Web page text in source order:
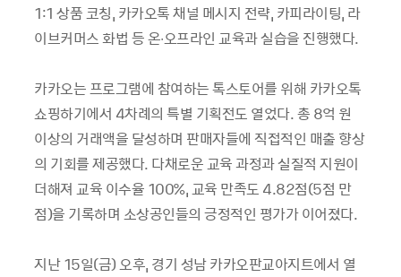
1:1 상품 코칭, 카카오톡 채널 메시지 전략, 카피라이팅, 라
이브커머스 화법 등 온∙오프라인 교육과 실습을 진행했다.
카카오는 프로그램에 참여하는 톡스토어를 위해 카카오톡
쇼핑하기에서 4차례의 특별 기획전도 열었다. 총 8억 원
이상의 거래액을 달성하며 판매자들에 직접적인 매출 향상
의 기회를 제공했다. 다채로운 교육 과정과 실질적 지원이
더해져 교육 이수율 100%, 교육 만족도 4.82점(5점 만
점)을 기록하며 소상공인들의 긍정적인 평가가 이어졌다.
지난 15일(금) 오후, 경기 성남 카카오판교아지트에서 열